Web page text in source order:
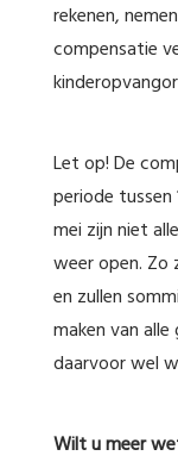
rekenen,
compensatie
Let op! De
periode tussen
mei zijn niet
weer open. Zo
en zullen
maken van
daarvoor wel
Wilt u meer